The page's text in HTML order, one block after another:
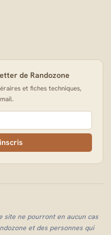
de Randozone
et fiches techniques,
site ne pourront en aucun cas
et des personnes qui